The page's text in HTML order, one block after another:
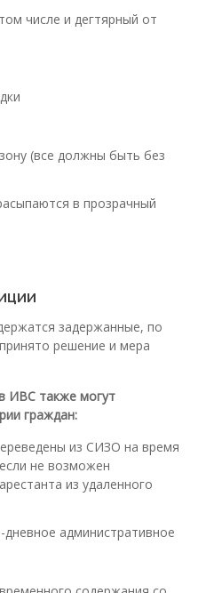
числе и дегтярный от
(все должны быть без
в прозрачный
задержанные, по
решение и мера
ИВС также могут
граждан:
из СИЗО на время
не возможен
из удаленного
административное